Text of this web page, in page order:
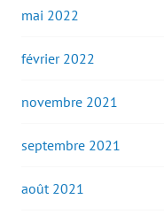
mai 2022
février 2022
novembre 2021
septembre 2021
août 2021